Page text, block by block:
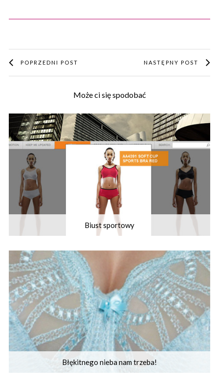
POPRZEDNI POST NASTĘPNY POST
Może ci się spodobać
Biust sportowy
Błękitnego nieba nam trzeba!